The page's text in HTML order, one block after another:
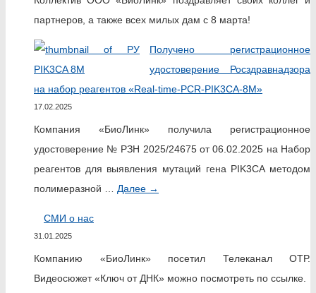
партнеров, а также всех милых дам с 8 марта!
Получено регистрационное
удостоверение Росздравнадзора
на набор реагентов «Real-time-PCR-PIK3CA-8M»
17.02.2025
Компания «БиоЛинк» получила регистрационное
удостоверение № РЗН 2025/24675 от 06.02.2025 на Набор
реагентов для выявления мутаций гена PIK3CA методом
полимеразной … Далее →
СМИ о нас
31.01.2025
Компанию «БиоЛинк» посетил Телеканал ОТР.
Видеосюжет «Ключ от ДНК» можно посмотреть по ссылке.